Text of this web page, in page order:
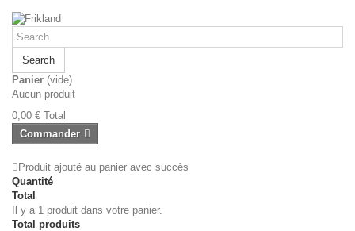
Search
Panier (vide)
Aucun produit
0,00 € Total
Commander
Produit ajouté au panier avec succès
Quantité
Total
Il y a 1 produit dans votre panier.
Total produits